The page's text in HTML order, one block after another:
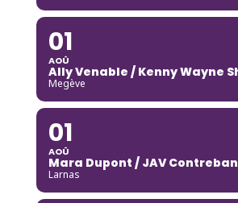
01
AOÛ
Ally Venable / Kenny Wayne
Megève
01
AOÛ
Mara Dupont / JAV
Larnas